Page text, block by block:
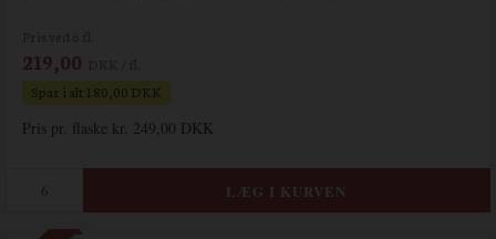
219,00
Spar i alt 180,00 DKK
Pris pr. flaske kr. 249,00 DKK